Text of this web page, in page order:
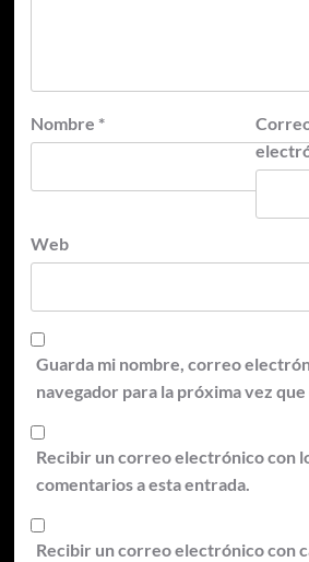
Nombre *
Web
Guarda mi nombre, correo
navegador para la próxima vez
Recibir un correo electrónico con
comentarios a esta entrada.
Recibir un correo electrónico con